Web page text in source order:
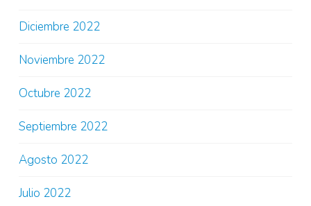
Diciembre 2022
Noviembre 2022
Octubre 2022
Septiembre 2022
Agosto 2022
Julio 2022